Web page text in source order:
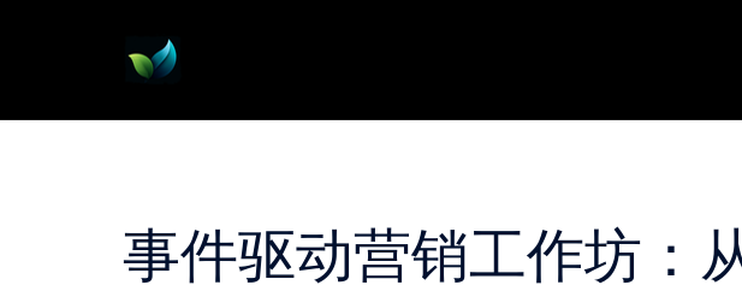
事件驱动营销工作坊：